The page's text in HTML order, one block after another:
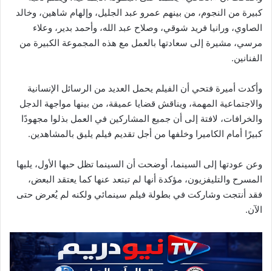
كبيرة من النجوم، من بينهم عمرو عبد الجليل، وإلهام شاهين، وخالد
الصاوي، ورانيا فريد شوقي، وصلاح عبد الله، وأحمد بدير، وعلاء
مرسي، مشيرة إلى سعادتها بالعمل مع هذه المجموعة الكبيرة من
الفنانين.
وأكدت أميرة فتحي أن الفيلم يحمل العديد من الرسائل الإنسانية
والاجتماعية المهمة، ويناقش قضايا عميقة، من بينها مواجهة الدجل
والخرافات، لافتة إلى أن جميع المشاركين في العمل بذلوا مجهودًا
كبيرًا أمام الكاميرا وخلفها من أجل تقديم فيلم يليق بالمشاهدين.
وعن عودتها إلى السينما، أوضحت أن السينما تظل حبها الأول، يليها
المسرح والتليفزيون، مؤكدة أنها لم تبتعد عنها كما يعتقد البعض،
فقد أنتجت وشاركت في بطولة فيلم سينمائي ولكنه لم يُعرض حتى
الآن.